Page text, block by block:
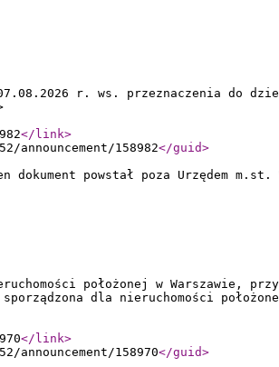
r. ws. przeznaczenia do
</link>
158982</guid>
powstał poza Urzędem
położonej w Warszawie,
dla nieruchomości
</link>
158970</guid>